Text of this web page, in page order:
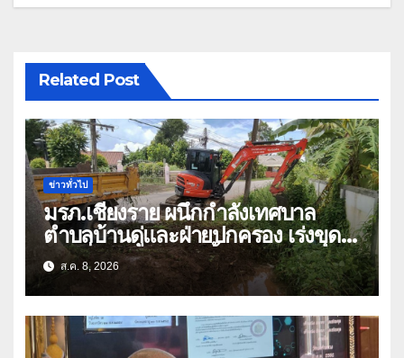
Related Post
ข่าวทั่วไป
มรภ.เชียงราย ผนึกกำลังเทศบาล
ตำบลบ้านดู่และฝ่ายปกครอง เร่งขุด
ลอกสิ่งกีดขวางทางน้ำ ป้องกันและลด
ปัญหาน้ำท่วม
ส.ค. 8, 2026